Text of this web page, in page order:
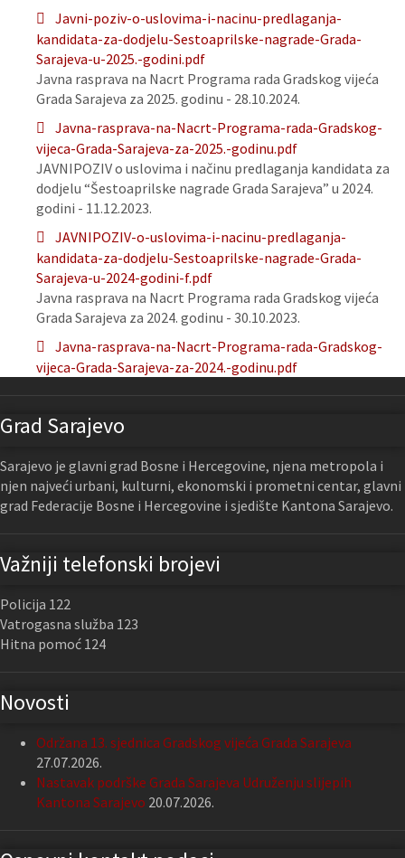
Javni-poziv-o-uslovima-i-nacinu-predlaganja-
kandidata-za-dodjelu-Sestoaprilske-nagrade-Grada-
Sarajeva-u-2025.-godini.pdf
Javna rasprava na Nacrt Programa rada Gradskog vijeća
Grada Sarajeva za 2025. godinu - 28.10.2024.
Javna-rasprava-na-Nacrt-Programa-rada-Gradskog-
vijeca-Grada-Sarajeva-za-2025.-godinu.pdf
JAVNIPOZIV o uslovima i načinu predlaganja kandidata za
dodjelu “Šestoaprilske nagrade Grada Sarajeva” u 2024.
godini - 11.12.2023.
JAVNIPOZIV-o-uslovima-i-nacinu-predlaganja-
kandidata-za-dodjelu-Sestoaprilske-nagrade-Grada-
Sarajeva-u-2024-godini-f.pdf
Javna rasprava na Nacrt Programa rada Gradskog vijeća
Grada Sarajeva za 2024. godinu - 30.10.2023.
Javna-rasprava-na-Nacrt-Programa-rada-Gradskog-
vijeca-Grada-Sarajeva-za-2024.-godinu.pdf
Grad Sarajevo
Sarajevo je glavni grad Bosne i Hercegovine, njena metropola i
njen najveći urbani, kulturni, ekonomski i prometni centar, glavni
grad Federacije Bosne i Hercegovine i sjedište Kantona Sarajevo.
Važniji telefonski brojevi
Policija 122
Vatrogasna služba 123
Hitna pomoć 124
Novosti
Održana 13. sjednica Gradskog vijeća Grada Sarajeva
27.07.2026.
Nastavak podrške Grada Sarajeva Udruženju slijepih
Kantona Sarajevo 20.07.2026.